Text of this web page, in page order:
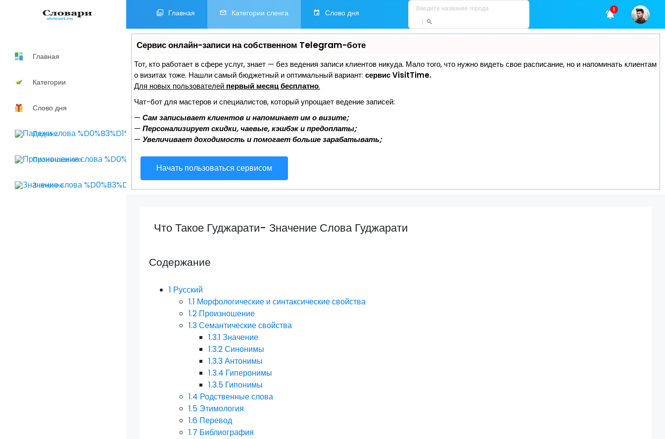
Главная Категории сленга Слово дня 1
Главная
Категории
Слово дня
Падежи
Произношение
Значение
Сервис онлайн-записи на собственном Telegram-боте
Тот, кто работает в сфере услуг, знает — без ведения записи клиентов никуда. Мало того, что нужно видеть свое расписание, но и напоминать клиентам
о визитах тоже. Нашли самый бюджетный и оптимальный вариант: сервис VisitTime.
Для новых пользователей первый месяц бесплатно.
Чат-бот для мастеров и специалистов, который упрощает ведение записей:
— Сам записывает клиентов и напоминает им о визите;
— Персонализирует скидки, чаевые, кэшбэк и предоплаты;
— Увеличивает доходимость и помогает больше зарабатывать;
Начать пользоваться сервисом
Что Такое Гуджарати- Значение Слова Гуджарати
Содержание
1 Русский
1.1 Морфологические и синтаксические свойства
1.2 Произношение
1.3Семантические свойства
1.3.1 Значение
1.3.2Синонимы
1.3.3Антонимы
1.3.4 Гиперонимы
1.3.5 Гипонимы
1.4 Родственные слова
1.5 Этимология
1.6 Перевод
1.7 Библиография